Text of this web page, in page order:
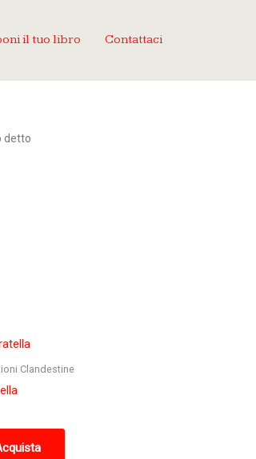
il tuo libro Contattaci
detto
Clandestine